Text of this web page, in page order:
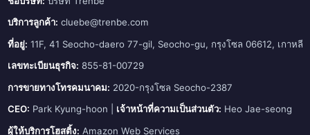
บริการลูกค้า: cluebe@trenbe.com
ที่อยู่: 11F, 41 Seocho-daero 77-gil, Seocho-gu, กรุงโซล 06612, เกาหลี
เลขทะเบียนธุรกิจ: 855-81-00729
การขายทางโทรคมนาคม: 2020-กรุงโซล Seocho-2387
CEO: Park Kyung-hoon | เจ้าหน้าที่ความเป็นส่วนตัว: Heo Jae-seong
ผู้ให้บริการโฮสติ้ง: Amazon Web Services